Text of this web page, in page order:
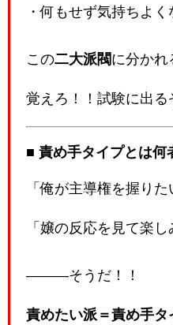
・何もせず気持ちよ
この二大派閥に分かれ
覚えろ！！試験に出る
■ 責め手タイプとは何
「俺が主導権を握りた
「嬢の反応を見て楽し
―――そうだ！！
責めたい派＝責め手タ